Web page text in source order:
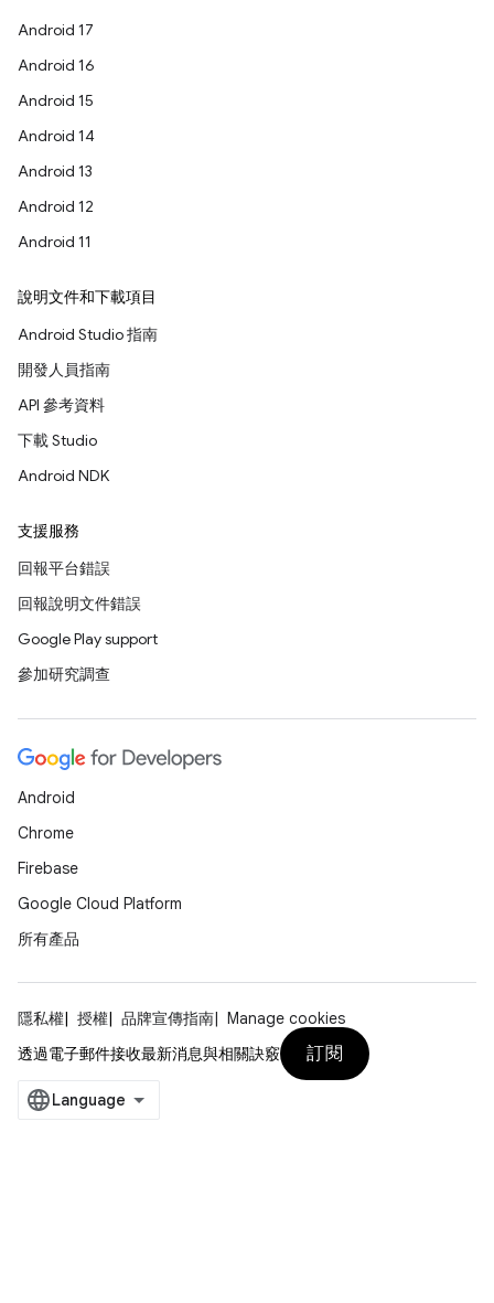
Android 17
Android 16
Android 15
Android 14
Android 13
Android 12
Android 11
說明文件和下載項目
Android Studio 指南
開發人員指南
API 參考資料
下載 Studio
Android NDK
支援服務
回報平台錯誤
回報說明文件錯誤
Google Play support
參加研究調查
Android
Chrome
Firebase
Google Cloud Platform
所有產品
隱私權 授權 品牌宣傳指南
Manage cookies
透過電子郵件接收最新消息與相關訣竅
訂閱